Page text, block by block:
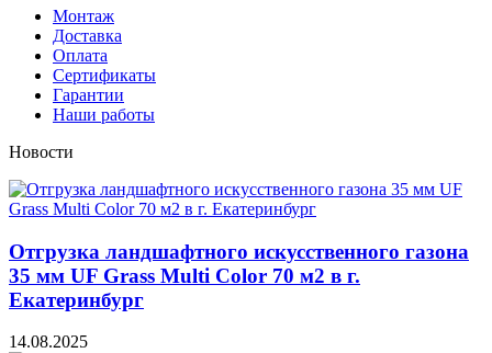
Монтаж
Доставка
Оплата
Сертификаты
Гарантии
Наши работы
Новости
Отгрузка ландшафтного искусственного газона
35 мм UF Grass Multi Color 70 м2 в г.
Екатеринбург
14.08.2025